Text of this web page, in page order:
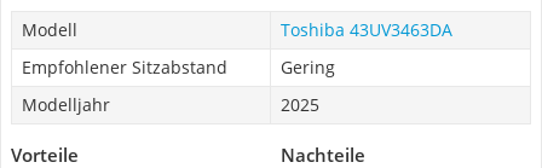
Modell
Toshiba 43UV3463DA
Empfohlener Sitzabstand
Gering
Modelljahr
2025
Vorteile Nachteile